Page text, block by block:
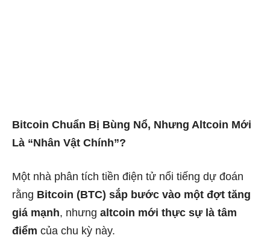
Bitcoin Chuẩn Bị Bùng Nổ, Nhưng Altcoin Mới
Là “Nhân Vật Chính”?
Một nhà phân tích tiền điện tử nổi tiếng dự đoán
rằng Bitcoin (BTC) sắp bước vào một đợt tăng
giá mạnh, nhưng altcoin mới thực sự là tâm
điểm của chu kỳ này.